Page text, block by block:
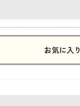
お気に入り